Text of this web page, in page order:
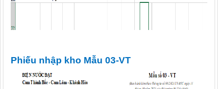
Phiếu nhập kho Mẫu 03-VT